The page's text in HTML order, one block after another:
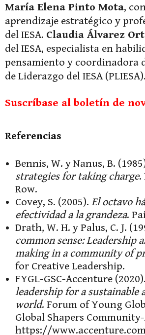
María Elena Pinto Mota,
aprendizaje estratégico y
del IESA. Claudia Álvarez
del IESA, especialista en
pensamiento y coordinadora
de Liderazgo del IESA (PLIESA).
Suscríbase al boletín de
Referencias
Bennis, W. y Nanus, B.
strategies for taking charge.
Row.
Covey, S. (2005). El octavo
efectividad a la grandeza.
Drath, W. H. y Palus, C. J.
common sense: Leadership
making in a community of
for Creative Leadership.
FYGL-GSC-Accenture (2020).
leadership for a sustainable
world. Forum of Young
Global Shapers
https://